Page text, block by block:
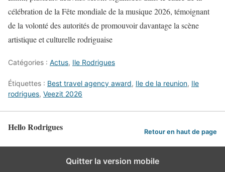
célébration de la Fête mondiale de la musique 2026, témoignant
de la volonté des autorités de promouvoir davantage la scène
artistique et culturelle rodriguaise
Catégories : Actus, Ile Rodrigues
Étiquettes : Best travel agency award, Ile de la reunion, Ile
rodrigues, Veezit 2026
Hello Rodrigues Retour en haut de page
Quitter la version mobile